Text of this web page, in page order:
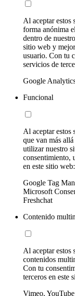
Al aceptar estos
forma anónima
dentro de
sitio web y
usuario. Con tu
servicios de
Google
Funcional
Al aceptar estos
que van más
utilizar nuestro
consentimiento,
en este sitio web:
Google Tag
Microsoft
Freshchat
Contenido
Al aceptar estos
contenidos
Con tu
terceros en este
Vimeo, YouTube